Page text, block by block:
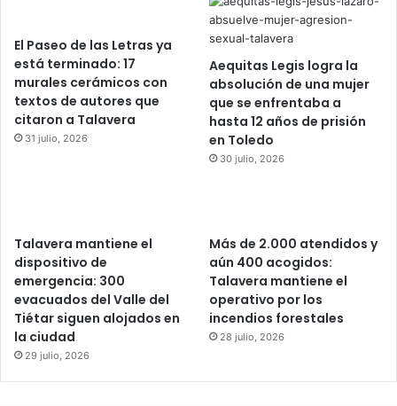
El Paseo de las Letras ya
está terminado: 17
murales cerámicos con
textos de autores que
citaron a Talavera
31 julio, 2026
Aequitas Legis logra la
absolución de una mujer
que se enfrentaba a
hasta 12 años de prisión
en Toledo
30 julio, 2026
Talavera mantiene el
dispositivo de
emergencia: 300
evacuados del Valle del
Tiétar siguen alojados en
la ciudad
29 julio, 2026
Más de 2.000 atendidos y
aún 400 acogidos:
Talavera mantiene el
operativo por los
incendios forestales
28 julio, 2026